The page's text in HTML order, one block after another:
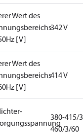
Wert des
[V]
342 V
Wert des
[V]
414 V
380-415/
460/3/60